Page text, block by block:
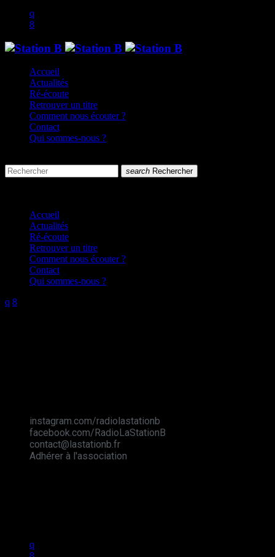
Accueil
Actualités
Ré-écoute
Retrouver un titre
Comment nous écouter ?
Contact
Qui sommes-nous ?
search Rechercher
Accueil
Actualités
Ré-écoute
Retrouver un titre
Comment nous écouter ?
Contact
Qui sommes-nous ?
instagram.com/radiolastationb
facebook.com/RadioLaStationB
contact@lastationb.fr
Adhérer à l'association